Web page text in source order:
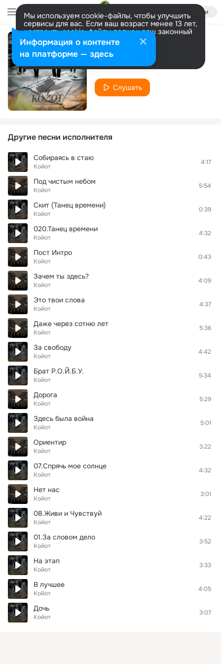
Войти
Мы используем cookie-файлы, чтобы улучшить
сервисы для вас. Если ваш возраст менее 13 лет,
настроить cookie-файлы должен ваш законный
представитель. Больше информации
Разрешить все Настроить
Поезда
Койот
Слушать
Другие песни исполнителя
Собираясь в стаю
Койот
4:17
Под чистым небом
Койот
5:54
Скит (Танец времени)
Койот
0:39
020.Танец времени
Койот
4:32
Пост Интро
Койот
0:43
Зачем ты здесь?
Койот
4:09
Это твои слова
Койот
4:37
Даже через сотню лет
Койот
5:36
За свободу
Койот
4:42
Брат Р.О.Й.Б.У.
Койот
5:34
Дорога
Койот
5:29
Здесь была война
Койот
5:01
Ориентир
Койот
3:22
07.Спрячь мое солнце
Койот
4:32
Нет нас
Койот
3:01
08.Живи и Чувствуй
Койот
4:22
01.За словом дело
Койот
3:52
На этап
Койот
3:33
В лучшее
Койот
4:05
Дочь
Койот
3:07
Информация о контенте
на платформе — здесь